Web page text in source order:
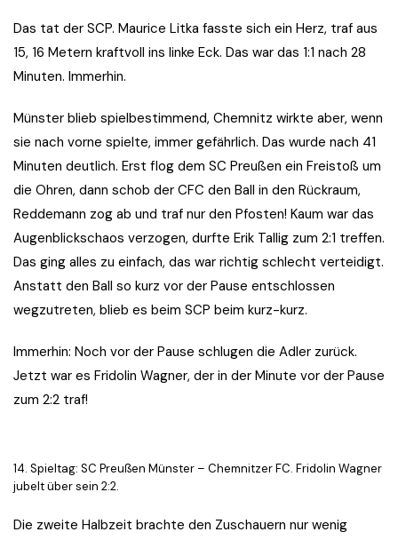
Das tat der SCP. Maurice Litka fasste sich ein Herz, traf aus
15, 16 Metern kraftvoll ins linke Eck. Das war das 1:1 nach 28
Minuten. Immerhin.
Münster blieb spielbestimmend, Chemnitz wirkte aber, wenn
sie nach vorne spielte, immer gefährlich. Das wurde nach 41
Minuten deutlich. Erst flog dem SC Preußen ein Freistoß um
die Ohren, dann schob der CFC den Ball in den Rückraum,
Reddemann zog ab und traf nur den Pfosten! Kaum war das
Augenblickschaos verzogen, durfte Erik Tallig zum 2:1 treffen.
Das ging alles zu einfach, das war richtig schlecht verteidigt.
Anstatt den Ball so kurz vor der Pause entschlossen
wegzutreten, blieb es beim SCP beim kurz-kurz.
Immerhin: Noch vor der Pause schlugen die Adler zurück.
Jetzt war es Fridolin Wagner, der in der Minute vor der Pause
zum 2:2 traf!
14. Spieltag: SC Preußen Münster – Chemnitzer FC. Fridolin Wagner
jubelt über sein 2:2.
Die zweite Halbzeit brachte den Zuschauern nur wenig